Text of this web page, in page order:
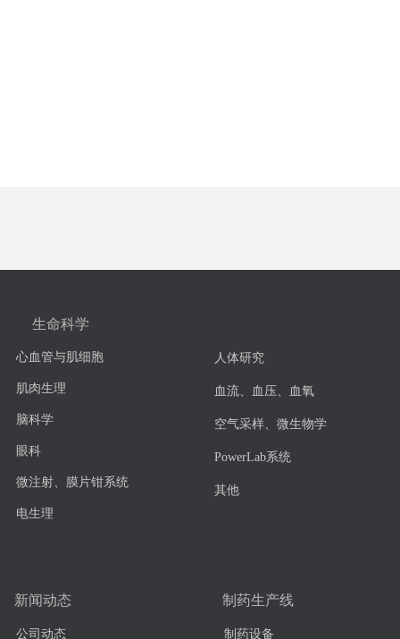
生命科学
心血管与肌细胞
肌肉生理
脑科学
眼科
微注射、膜片钳系统
电生理
人体研究
血流、血压、血氧
空气采样、微生物学
PowerLab系统
其他
制药生产线
制药设备
新闻动态
公司动态